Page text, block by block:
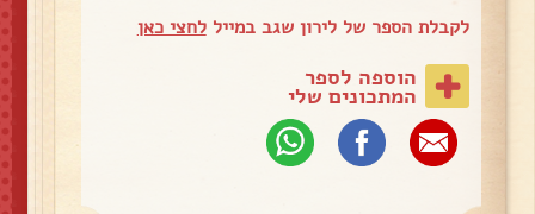
לקבלת הספר של לירון שגב במייללחצי כאן
הוספה לספר
המתכונים שלי